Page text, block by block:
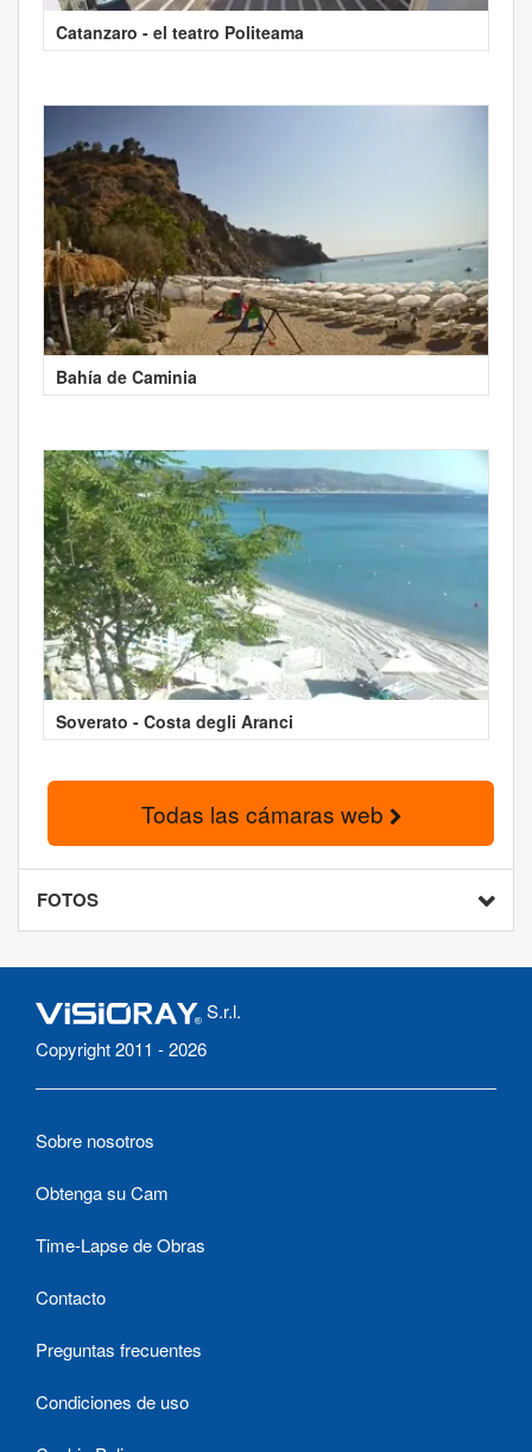
Catanzaro - el teatro Politeama
Bahía de Caminia
Soverato - Costa degli Aranci
Todas las cámaras web
FOTOS
S.r.l.
Copyright 2011 - 2026
Sobre nosotros
Obtenga su Cam
Time-Lapse de Obras
Contacto
Preguntas frecuentes
Condiciones de uso